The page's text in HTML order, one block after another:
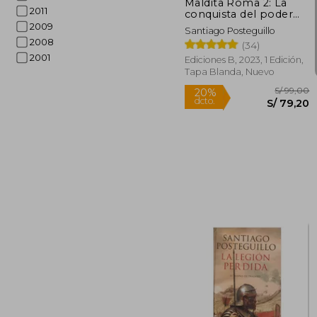
2011
2009
2008
2001
conquista del poder
de Julio César
Santiago Posteguillo
(34)
Ediciones B, 2023, 1 Edición,
Tapa Blanda, Nuevo
20%
dcto.